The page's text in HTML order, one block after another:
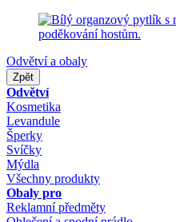
Odvětví a obaly
Zpět
Odvětví
Kosmetika
Levandule
Šperky
Svíčky
Mýdla
Všechny produkty
Obaly pro
Reklamní předměty